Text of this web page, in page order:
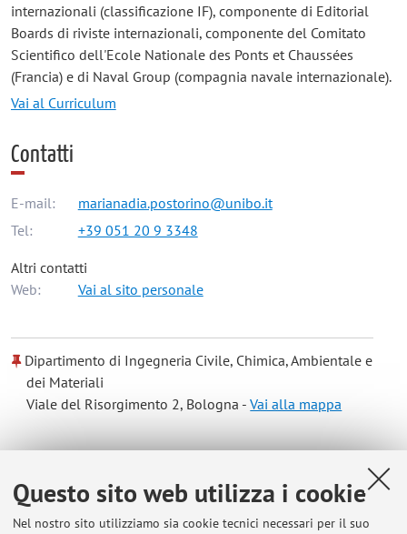
Questo sito web utilizza i cookie
Nel nostro sito utilizziamo sia cookie tecnici necessari per il suo
internazionali (classificazione IF), componente di Editorial
Boards di riviste internazionali, componente del Comitato
Scientifico dell'Ecole Nationale des Ponts et Chaussées
(Francia) e di Naval Group (compagnia navale internazionale).
Vai al Curriculum
Contatti
E-mail:
marianadia.postorino@unibo.it
Tel:
+39 051 20 9 3348
Altri contatti
Web:
Vai al sito personale
Dipartimento di Ingegneria Civile, Chimica, Ambientale e
dei Materiali
Viale del Risorgimento 2, Bologna -Vai alla mappa